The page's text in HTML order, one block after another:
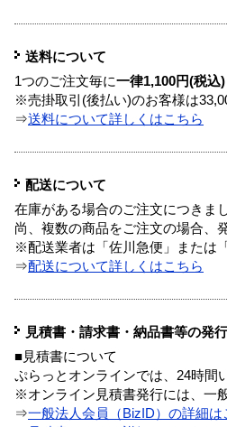
送料について
1つのご注文毎に一律1,100円(税込)
※売掛取引(後払い)のお客様は
⇒送料について詳しくはこちら
配送について
在庫がある場合のご注文につきま
尚、複数の商品をご注文の場合、
※配送業者は「佐川急便」または
⇒配送について詳しくはこちら
見積書・請求書・納品書等の発
■見積書について
ぷらっとオンラインでは、24時間
※オンライン見積書発行には、一
⇒一般法人会員（BizID）の詳細は